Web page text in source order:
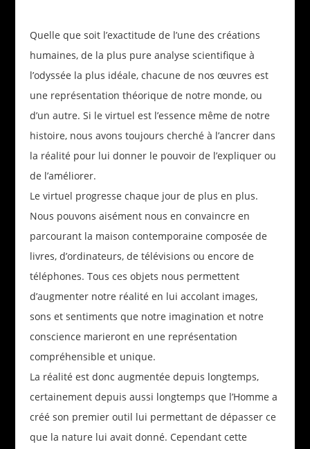
Quelle que soit l’exactitude de l’une des créations
humaines, de la plus pure analyse scientifique à
l’odyssée la plus idéale, chacune de nos œuvres est
une représentation théorique de notre monde, ou
d’un autre. Si le virtuel est l’essence même de notre
histoire, nous avons toujours cherché à l’ancrer dans
la réalité pour lui donner le pouvoir de l’expliquer ou
de l’améliorer.
Le virtuel progresse chaque jour de plus en plus.
Nous pouvons aisément nous en convaincre en
parcourant la maison contemporaine composée de
livres, d’ordinateurs, de télévisions ou encore de
téléphones. Tous ces objets nous permettent
d’augmenter notre réalité en lui accolant images,
sons et sentiments que notre imagination et notre
conscience marieront en une représentation
compréhensible et unique.
La réalité est donc augmentée depuis longtemps,
certainement depuis aussi longtemps que l’Homme a
créé son premier outil lui permettant de dépasser ce
que la nature lui avait donné. Cependant cette